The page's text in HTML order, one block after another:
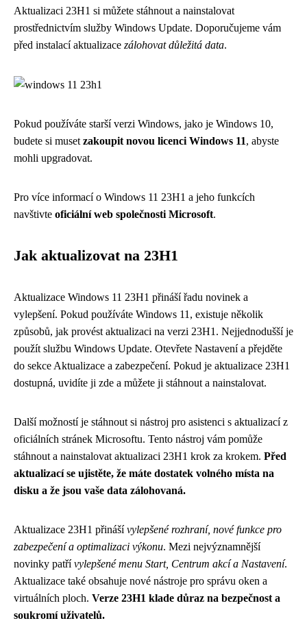
Aktualizaci 23H1 si můžete stáhnout a nainstalovat
prostřednictvím služby Windows Update. Doporučujeme vám
před instalací aktualizace zálohovat důležitá data.
Pokud používáte starší verzi Windows, jako je Windows 10,
budete si musetzakoupit novou licenci Windows 11, abyste
mohli upgradovat.
Pro více informací o Windows 11 23H1 a jeho funkcích
navštivte oficiální web společnosti Microsoft.
Jak aktualizovat na 23H1
Aktualizace Windows 11 23H1 přináší řadu novinek a
vylepšení. Pokud používáte Windows 11, existuje několik
způsobů, jak provést aktualizaci na verzi 23H1. Nejjednodušší je
použít službu Windows Update. Otevřete Nastavení a přejděte
do sekce Aktualizace a zabezpečení. Pokud je aktualizace 23H1
dostupná, uvidíte ji zde a můžete ji stáhnout a nainstalovat.
Další možností je stáhnout si nástroj pro asistenci s aktualizací z
oficiálních stránek Microsoftu. Tento nástroj vám pomůže
stáhnout a nainstalovat aktualizaci 23H1 krok za krokem. Před
aktualizací se ujistěte, že máte dostatek volného místa na
disku a že jsou vaše data zálohovaná.
Aktualizace 23H1 přináší vylepšené rozhraní, nové funkce pro
zabezpečení a optimalizaci výkonu. Mezi nejvýznamnější
novinky patří vylepšené menu Start, Centrum akcí a Nastavení.
Aktualizace také obsahuje nové nástroje pro správu oken a
virtuálních ploch. Verze 23H1 klade důraz na bezpečnost a
soukromí uživatelů.